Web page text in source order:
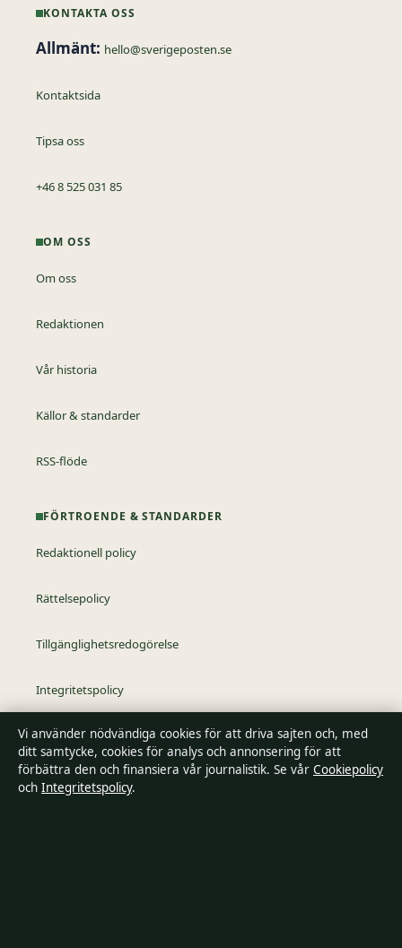
KONTAKTA OSS
Allmänt: hello@sverigeposten.se
Kontaktsida
Tipsa oss
+46 8 525 031 85
OM OSS
Om oss
Redaktionen
Vår historia
Källor & standarder
RSS-flöde
FÖRTROENDE & STANDARDER
Redaktionell policy
Rättelsepolicy
Tillgänglighetsredogörelse
Integritetspolicy
Kändisar & integritet
Vi använder nödvändiga cookies för att driva sajten och, med
ditt samtycke, cookies för analys och annonsering för att
förbättra den och finansiera vår journalistik. Se vår Cookiepolicy
och Integritetspolicy.